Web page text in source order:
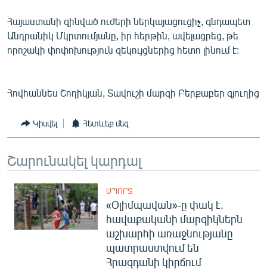
Հայաստանի զինված ուժերի ներկայացուցիչ, գնդապետ
Անդրանիկ Մկրտումյանը, իր հերթին, ավելացրեց, թե
որոշակի փոփոխություն զեկույցներից հետո լինում է:
Հովհաննես Շողիկյան, Տավուշի մարզի Բերքաբեր գյուղից
Կիսվել Հետևեք մեզ
Շարունակել կարդալ
ՍՊՈՐՏ
«Օլիմպավան»-ը փակ է.
հավաքականի մարզիկներն
աշխարհի առաջնությանը
պատրաստվում են
Հրազդանի կիրճում